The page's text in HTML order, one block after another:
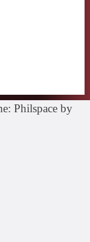
Philspace by